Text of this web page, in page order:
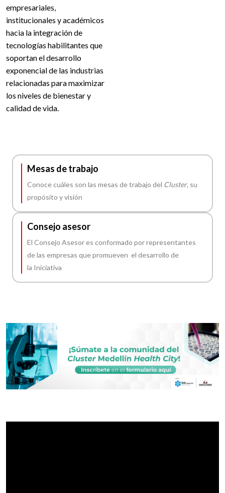
empresariales,
institucionales y académicos
hacia la integración de
tecnologías habilitantes que
soportan el desarrollo
exponencial de las industrias
relacionadas para maximizar
los niveles de bienestar y
calidad de vida.
Mesas de trabajo
Conoce cuáles son las mesas de trabajo del Cluster, su
propósito y visión
Consejo asesor
El Consejo Asesor es conformado por representantes
de las empresas que promueven el desarrollo de
la Iniciativa